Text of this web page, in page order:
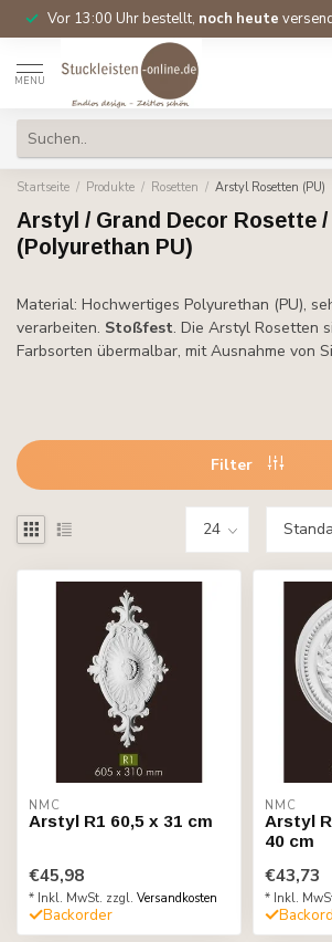
Vor 13:00 Uhr bestellt, noch heute
MENU
Startseite / Produkte / Rosetten / Arstyl Rosetten (PU)
Arstyl / Grand Decor Rosette
(Polyurethan PU)
Material: Hochwertiges Polyurethan (PU),
verarbeiten. Stoßfest. Die Arstyl Rosetten
Farbsorten übermalbar, mit Ausnahme von
Filter
NMC
Arstyl R1 60,5 x 31 cm
€45,98
* Inkl. MwSt. zzgl. Versandkosten
Backorder
NMC
Arstyl
40 cm
€43,73
* Inkl.